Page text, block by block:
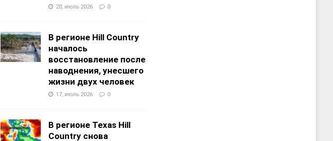
20, июль 2026 0
В регионе Hill Country
началось
восстановление после
наводнения, унесшего
жизни двух человек
17, июль 2026 0
В регионе Texas Hill
Country снова